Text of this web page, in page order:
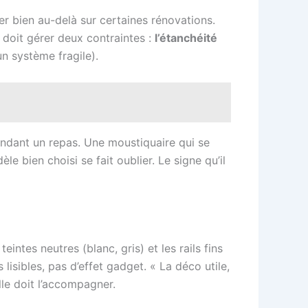
bien au-delà sur certaines rénovations.
gérer deux contraintes : l’étanchéité
système fragile).
un repas. Une moustiquaire qui se
bien choisi se fait oublier. Le signe qu’il
neutres (blanc, gris) et les rails fins
lisibles, pas d’effet gadget. « La déco utile,
doit l’accompagner.